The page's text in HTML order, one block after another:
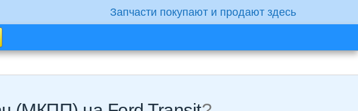
Запчасти покупают и продают здесь